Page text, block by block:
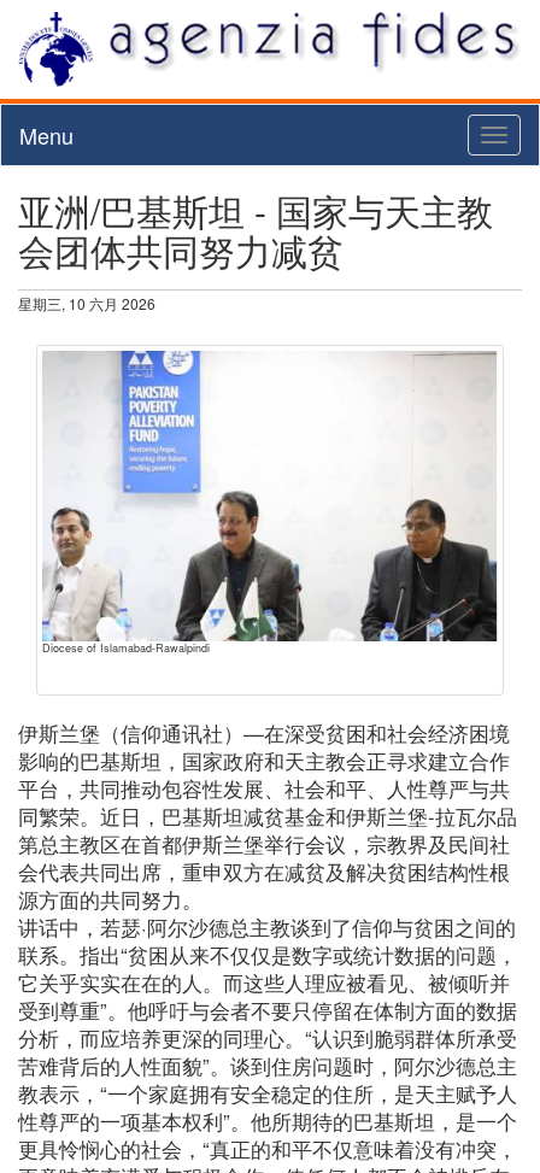
Menu
亚洲/巴基斯坦 - 国家与天主教
会团体共同努力减贫
星期三, 10 六月 2026
Diocese of Islamabad-Rawalpindi
伊斯兰堡（信仰通讯社）—在深受贫困和社会经济困境
影响的巴基斯坦，国家政府和天主教会正寻求建立合作
平台，共同推动包容性发展、社会和平、人性尊严与共
同繁荣。近日，巴基斯坦减贫基金和伊斯兰堡-拉瓦尔品
第总主教区在首都伊斯兰堡举行会议，宗教界及民间社
会代表共同出席，重申双方在减贫及解决贫困结构性根
源方面的共同努力。
讲话中，若瑟·阿尔沙德总主教谈到了信仰与贫困之间的
联系。指出“贫困从来不仅仅是数字或统计数据的问题，
它关乎实实在在的人。而这些人理应被看见、被倾听并
受到尊重”。他呼吁与会者不要只停留在体制方面的数据
分析，而应培养更深的同理心。“认识到脆弱群体所承受
苦难背后的人性面貌”。谈到住房问题时，阿尔沙德总主
教表示，“一个家庭拥有安全稳定的住所，是天主赋予人
性尊严的一项基本权利”。他所期待的巴基斯坦，是一个
更具怜悯心的社会，“真正的和平不仅意味着没有冲突，